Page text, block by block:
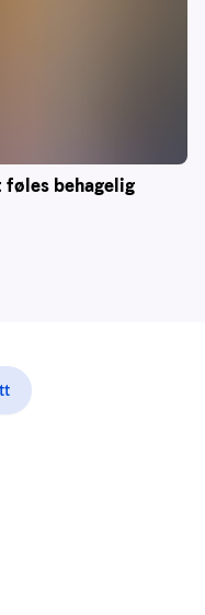
føles behagelig